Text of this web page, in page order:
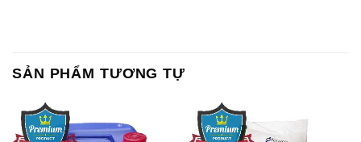
SẢN PHẨM TƯƠNG TỰ